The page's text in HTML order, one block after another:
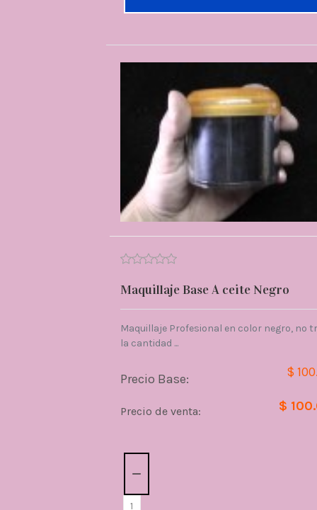
Maquillaje Base A ceite Negro
Maquillaje Profesional en color negro, no
la cantidad ...
Precio Base: $
Precio de venta: $